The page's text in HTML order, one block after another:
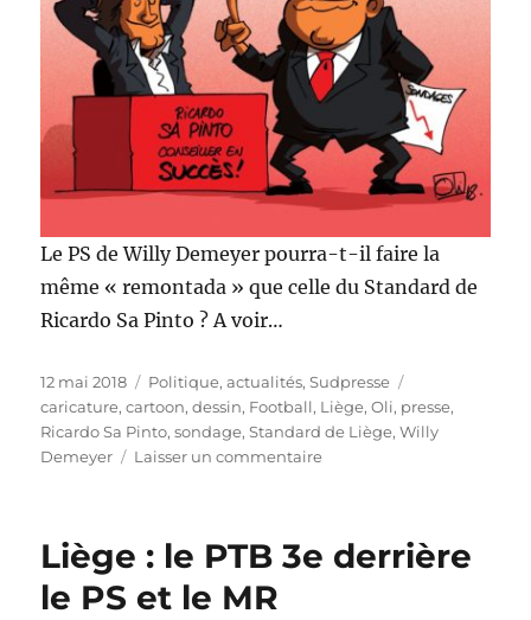
Le PS de Willy Demeyer pourra-t-il faire la
même « remontada » que celle du Standard de
Ricardo Sa Pinto ? A voir…
Publié
le
12 mai 2018 Catégories
Politique, actualités,Sudpresse
caricature,cartoon,dessin, Football, Liège,Oli, presse,
Ricardo Sa Pinto,sondage,Standard de Liège,Willy
Demeyer
Laisser un commentairesur
pour
Liège : le PTB 3e derrière
le PS et le MR